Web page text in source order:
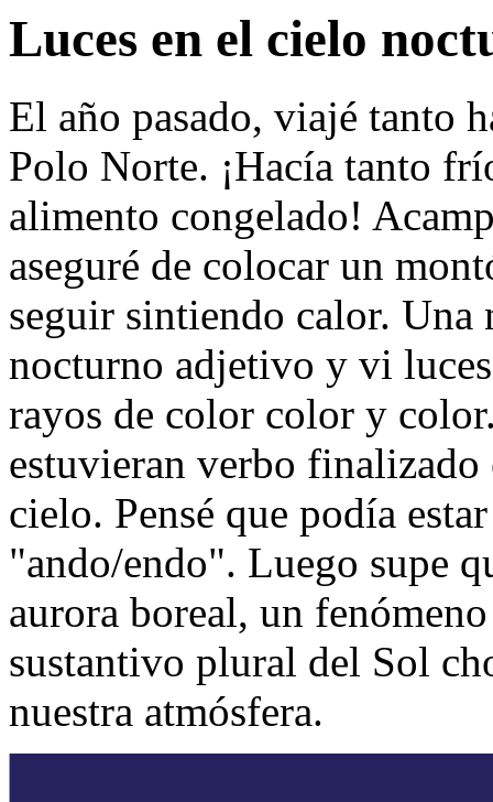
Luces en el cielo
El año pasado, viajé tanto
Polo Norte. ¡Hacía tanto
alimento congelado!
aseguré de colocar un
seguir sintiendo calor. Una
nocturno adjetivo y vi
rayos de color color y color
estuvieran verbo finalizado
cielo. Pensé que podía
"ando/endo". Luego supe
aurora boreal, un
sustantivo plural del Sol
nuestra atmósfera.